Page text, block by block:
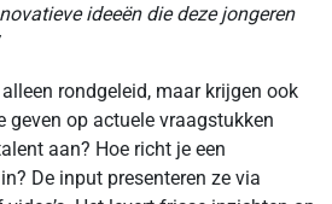
ideeën die deze jongeren
rondgeleid, maar krijgen ook
geven op actuele vraagstukken
aan? Hoe richt je een
De input presenteren ze via